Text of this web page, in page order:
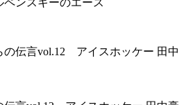
ペンスキーのエース